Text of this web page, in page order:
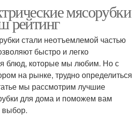
мясорубки
рейтинг
стали неотъемлемой частью
быстро и легко
блюд, которые мы любим. Но с
на рынке, трудно определиться
мы рассмотрим лучшие
для дома и поможем вам
выбор.